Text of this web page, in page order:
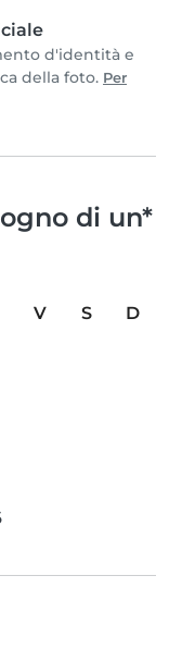
d'identità e
della foto. Per
di un*
V S
D